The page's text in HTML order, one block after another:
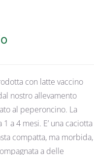
con latte vaccino
nostro allevamento
al peperoncino. La
a 4 mesi. E’ una caciotta
compatta, ma morbida,
a delle